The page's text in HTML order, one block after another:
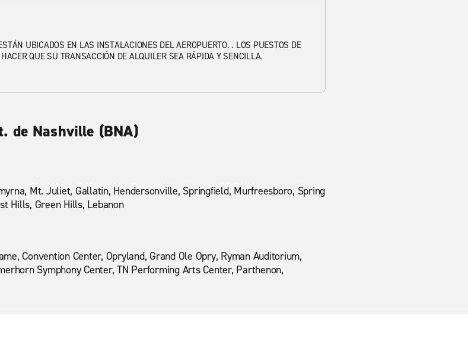
UBICADOS EN LAS INSTALACIONES DEL AEROPUERTO. . LOS PUESTOS DE
QUE SU TRANSACCIÓN DE ALQUILER SEA RÁPIDA Y SENCILLA.
de Nashville (BNA)
Mt. Juliet, Gallatin, Hendersonville, Springfield, Murfreesboro, Spring
Hills, Green Hills, Lebanon
Convention Center, Opryland, Grand Ole Opry, Ryman Auditorium,
Symphony Center, TN Performing Arts Center, Parthenon,